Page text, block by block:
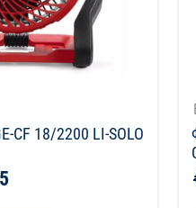
CF 18/2200 LI-SOLO